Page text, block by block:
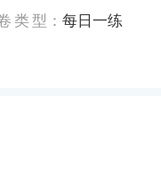
类型 ：每日一练